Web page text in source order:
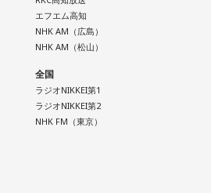
島健人ANN
エフエム高知
NHK AM（広島）
NHK AM（松山）
全国
ラジオNIKKEI第1
ラジオNIKKEI第2
NHK FM（東京）